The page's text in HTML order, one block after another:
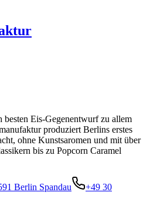
besten Eis-Gegenentwurf zu allem
produziert Berlins erstes
ohne Kunstsaromen und mit über
bis zu Popcorn Caramel
Berlin Spandau
+49 30